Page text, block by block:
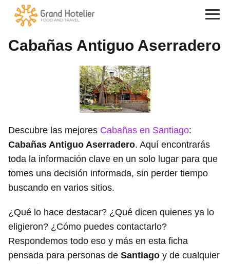
Cabañas Antiguo Aserradero
Descubre las mejores Cabañas en Santiago:
Cabañas Antiguo Aserradero. Aquí encontrarás
toda la información clave en un solo lugar para que
tomes una decisión informada, sin perder tiempo
buscando en varios sitios.
¿Qué lo hace destacar? ¿Qué dicen quienes ya lo
eligieron? ¿Cómo puedes contactarlo?
Respondemos todo eso y más en esta ficha
pensada para personas de Santiago y de cualquier